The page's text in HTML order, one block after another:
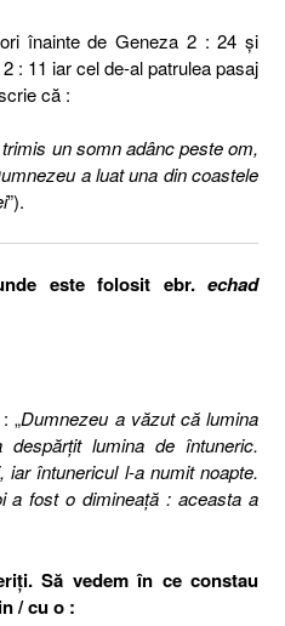
înainte de Geneza 2 : 24 şi
: 11 iar cel de-al patrulea pasaj
că :
un somn adânc peste om,
a luat una din coastele
”).
este folosit ebr.echad
„Dumnezeu a văzut că lumina
lumina de întuneric.
întunericul l-a numit noapte.
a fost o dimineaţă : aceasta a
Să vedem în ce constau
/ cu o :